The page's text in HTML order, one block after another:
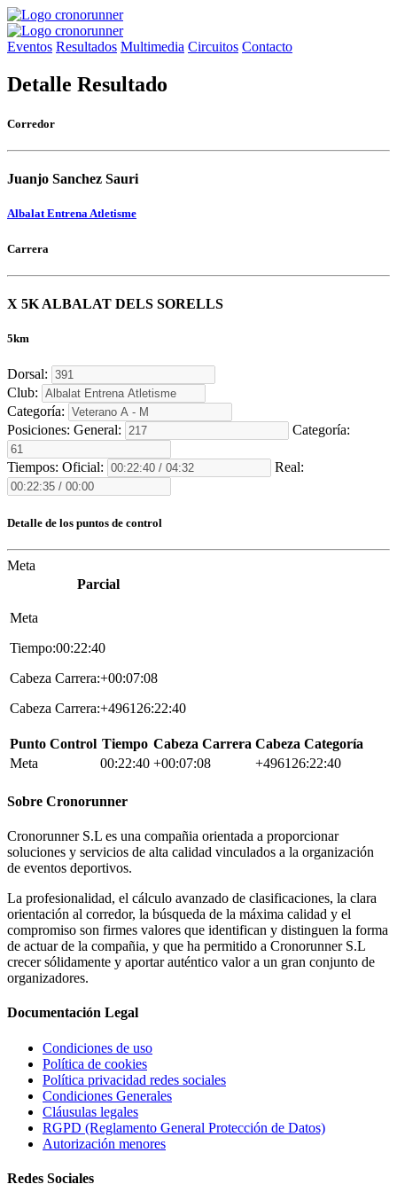
Eventos Resultados Multimedia Circuitos Contacto
Detalle Resultado
Corredor
Juanjo Sanchez Sauri
Albalat Entrena Atletisme
Carrera
X 5K ALBALAT DELS SORELLS
5km
Dorsal:
Club:
Categoría:
Posiciones: General: Categoría:
Tiempos: Oficial: Real:
Detalle de los puntos de control
Meta
Parcial
Meta
Tiempo:00:22:40
Cabeza Carrera:+00:07:08
Cabeza Carrera:+496126:22:40
Punto Control Tiempo Cabeza Carrera Cabeza Categoría
Meta
00:22:40 +00:07:08 +496126:22:40
Sobre Cronorunner
Cronorunner S.L es una compañia orientada a proporcionar
soluciones y servicios de alta calidad vinculados a la organización
de eventos deportivos.
La profesionalidad, el cálculo avanzado de clasificaciones, la clara
orientación al corredor, la búsqueda de la máxima calidad y el
compromiso son firmes valores que identifican y distinguen la forma
de actuar de la compañia, y que ha permitido a Cronorunner S.L
crecer sólidamente y aportar auténtico valor a un gran conjunto de
organizadores.
Documentación Legal
Condiciones de uso
Política de cookies
Política privacidad redes sociales
Condiciones Generales
Cláusulas legales
RGPD (Reglamento General Protección de Datos)
Autorización menores
Redes Sociales